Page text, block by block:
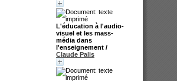
L'éducation à l'audio-
visuel et les mass-
média dans
l'enseignement /
Claude Palis